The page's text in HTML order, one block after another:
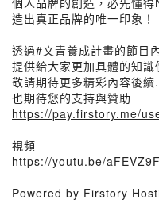
造出真正品牌的唯一印象！
透過#文青養成計畫的節目
提供給大家更加具體的知識
敬請期待更多精彩內容後續.
也期待您的支持與贊助
https://pay.firstory.me/
視頻
https://youtu.be/
Powered by Firstory